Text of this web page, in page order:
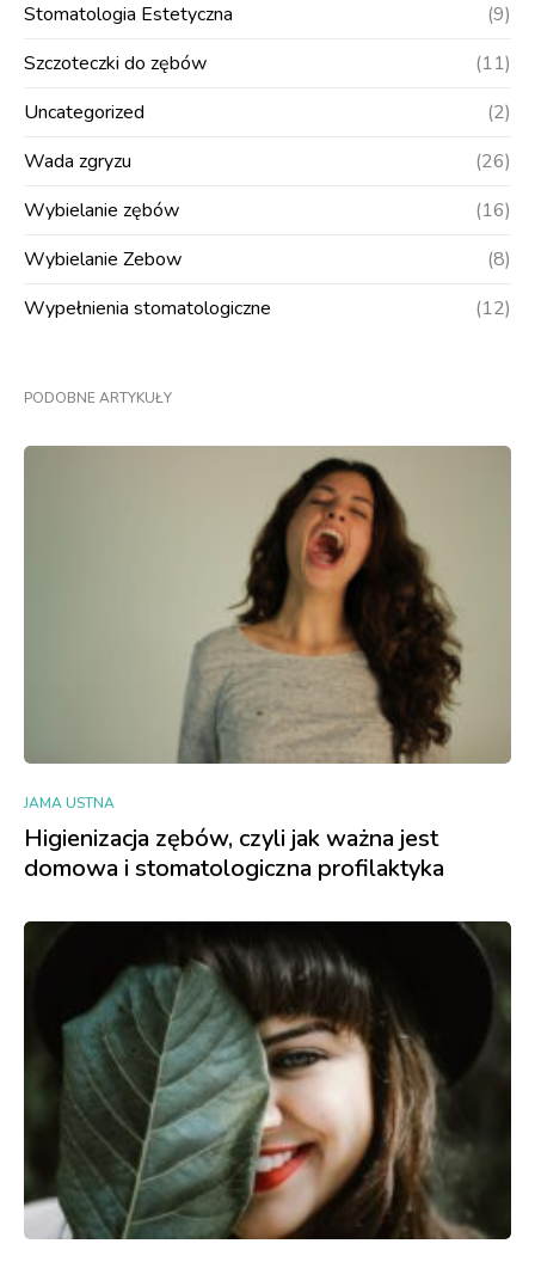
Stomatologia Estetyczna
(9)
Szczoteczki do zębów
(11)
Uncategorized
(2)
Wada zgryzu
(26)
Wybielanie zębów
(16)
Wybielanie Zebow
(8)
Wypełnienia stomatologiczne
(12)
PODOBNE ARTYKUŁY
JAMA USTNA
Higienizacja zębów, czyli jak ważna jest
domowa i stomatologiczna profilaktyka